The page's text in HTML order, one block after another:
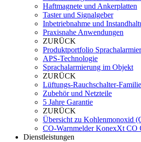
Haftmagnete und Ankerplatten
Taster und Signalgeber
Inbetriebnahme und
Praxisnahe Anwendungen
ZURÜCK
Produktportfolio
APS-Technologie
Sprachalarmierung im Objekt
ZURÜCK
Lüftungs-Rauchschalter-
Zubehör und Netzteile
5 Jahre Garantie
ZURÜCK
Übersicht zu Kohlenmonoxid
CO-Warnmelder KonexXt CO
Dienstleistungen